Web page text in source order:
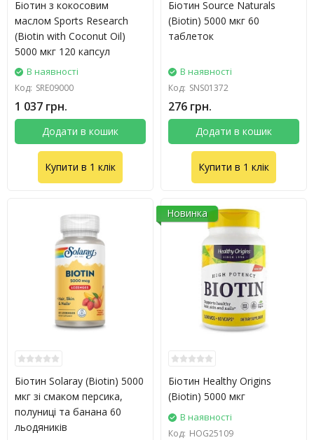
Біотин з кокосовим
маслом Sports Research
(Biotin with Coconut Oil)
5000 мкг 120 капсул
В наявності
Код: SRE09000
1 037 грн.
Додати в кошик
Купити в 1 клік
Біотин Source Naturals
(Biotin) 5000 мкг 60
таблеток
В наявності
Код: SNS01372
276 грн.
Додати в кошик
Купити в 1 клік
Біотин Solaray (Biotin) 5000
мкг зі смаком персика,
полуниці та банана 60
льодяників
Новинка
Біотин Healthy Origins
(Biotin) 5000 мкг
В наявності
Код: HOG25109